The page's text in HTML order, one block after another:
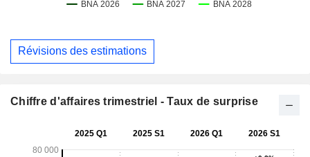
Révisions des estimations
Chiffre d'affaires trimestriel - Taux de surprise